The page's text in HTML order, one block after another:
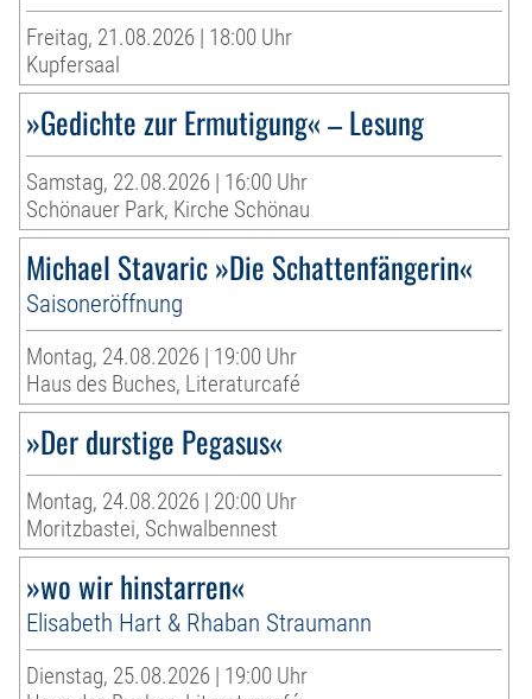
Freitag, 21.08.2026 | 18:00 Uhr
Kupfersaal
»Gedichte zur Ermutigung« – Lesung
Samstag, 22.08.2026 | 16:00 Uhr
Schönauer Park, Kirche Schönau
Michael Stavaric »Die Schattenfängerin«
Saisoneröffnung
Montag, 24.08.2026 | 19:00 Uhr
Haus des Buches, Literaturcafé
»Der durstige Pegasus«
Montag, 24.08.2026 | 20:00 Uhr
Moritzbastei, Schwalbennest
»wo wir hinstarren«
Elisabeth Hart & Rhaban Straumann
Dienstag, 25.08.2026 | 19:00 Uhr